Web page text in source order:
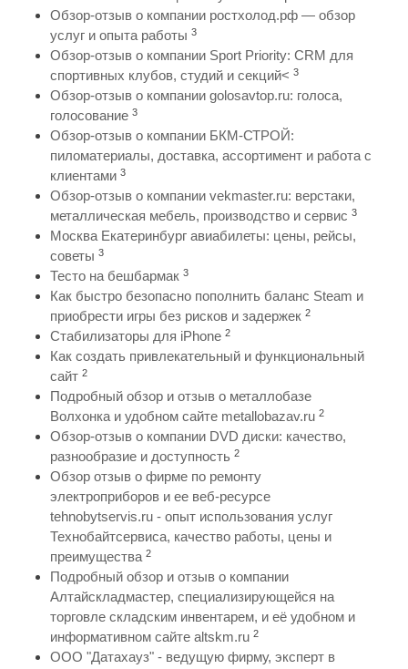
Обзор-отзыв о компании ростхолод.рф — обзор
услуг и опыта работы 3
Обзор-отзыв о компании Sport Priority: CRM для
спортивных клубов, студий и секций< 3
Обзор-отзыв о компании golosavtop.ru: голоса,
голосование 3
Обзор-отзыв о компании БКМ-СТРОЙ:
пиломатериалы, доставка, ассортимент и работа с
клиентами 3
Обзор-отзыв о компании vekmaster.ru: верстаки,
металлическая мебель, производство и сервис 3
Москва Екатеринбург авиабилеты: цены, рейсы,
советы 3
Тесто на бешбармак 3
Как быстро безопасно пополнить баланс Steam и
приобрести игры без рисков и задержек 2
Стабилизаторы для iPhone 2
Как создать привлекательный и функциональный
сайт 2
Подробный обзор и отзыв о металлобазе
Волхонка и удобном сайте metallobazav.ru 2
Обзор-отзыв о компании DVD диски: качество,
разнообразие и доступность 2
Обзор отзыв о фирме по ремонту
электроприборов и ее веб-ресурсе
tehnobytservis.ru - опыт использования услуг
Технобайтсервиса, качество работы, цены и
преимущества 2
Подробный обзор и отзыв о компании
Алтайскладмастер, специализирующейся на
торговле складским инвентарем, и её удобном и
информативном сайте altskm.ru 2
ООО "Датахауз" - ведущую фирму, эксперт в